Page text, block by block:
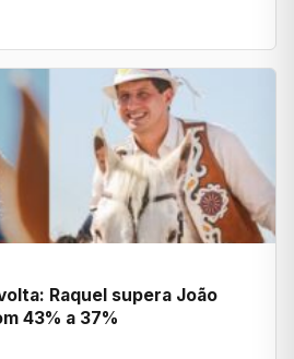
Raquel supera João
43% a 37%